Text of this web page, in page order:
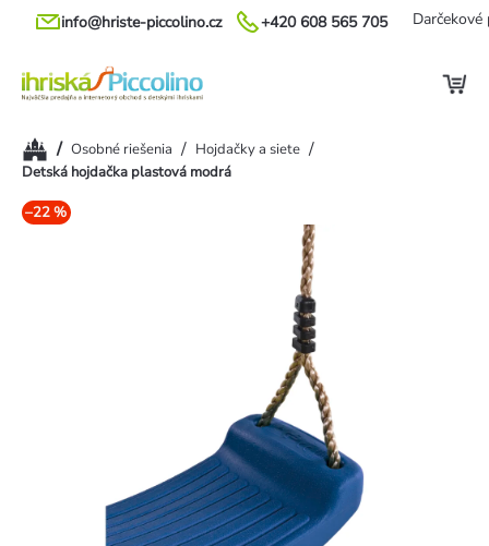
Prejsť
+420 608 565 705
info@hriste-piccolino.cz Darčekové
Domov
/ Osobné riešenia / Hojdačky a siete /
Detská hojdačka plastová modrá
–22 %